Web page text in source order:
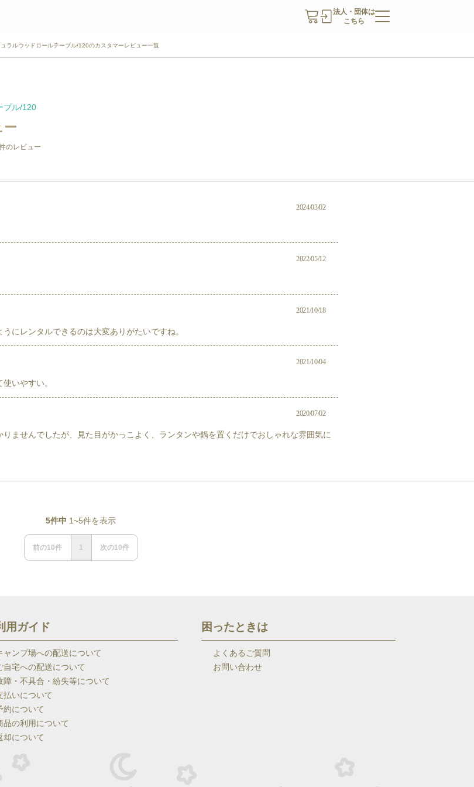
法人・団体は
こちら
ラルウッドロールテーブル/120のカスタマーレビュー一覧
ブル/120
ー
のレビュー
2024/03/02
2022/05/12
2021/10/18
にレンタルできるのは大変ありがたいですね。
2021/10/04
いやすい。
2020/07/02
ませんでしたが、見た目がかっこよく、ランタンや鍋を置くだけでおしゃれな雰囲気に
5件中 1~5件を表示
前の10件 1 次の10件
用ガイド
ャンプ場への配送について
自宅への配送について
障・不具合・紛失等について
払いについて
約について
品の利用について
却について
困ったときは
よくあるご質問
お問い合わせ